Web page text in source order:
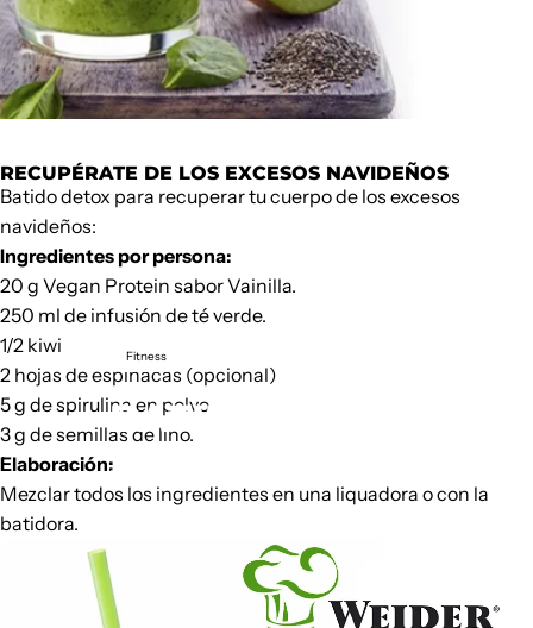
Fitness
BATIDO
RECUPÉRATE DE LOS EXCESOS NAVIDEÑOS
Batido detox para recuperar tu cuerpo de los excesos
navideños:
Ingredientes por persona:
20 g Vegan Protein sabor Vainilla.
250 ml de infusión de té verde.
1/2 kiwi
2 hojas de espinacas (opcional)
5 g de spirulina en polvo
3 g de semillas de lino.
Elaboración:
Mezclar todos los ingredientes en una liquadora o con la
batidora.